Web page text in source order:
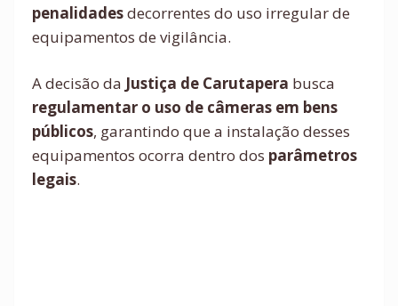
penalidadesdecorrentes do uso irregular de
equipamentos de vigilância.
A decisão da Justiça de Carutapera busca
regulamentar o uso de câmeras em bens
públicos, garantindo que a instalação desses
equipamentos ocorra dentro dos parâmetros
legais.